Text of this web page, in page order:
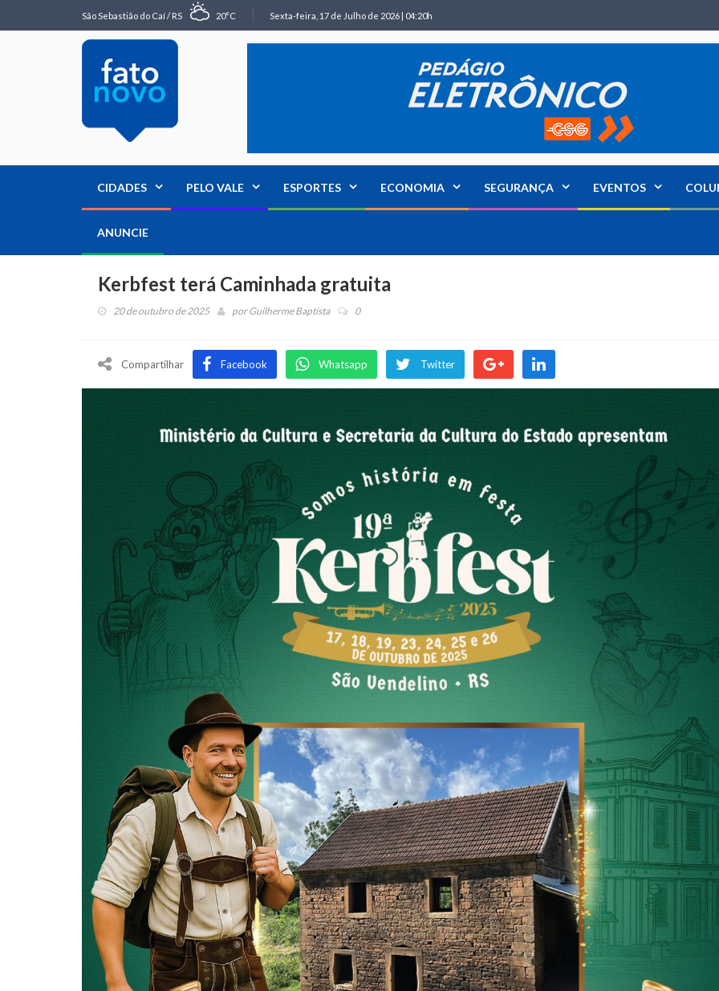
São Sebastião do Caí / RS 20°C Sexta-feira, 17 de Julho de 2026 | 04:20h
CIDADES PELO VALE ESPORTES ECONOMIA SEGURANÇA EVENTOS
ANUNCIE
Kerbfest terá Caminhada gratuita
20 de outubro de 2025 porGuilherme Baptista 0
Compartilhar Facebook Whatsapp Twitter